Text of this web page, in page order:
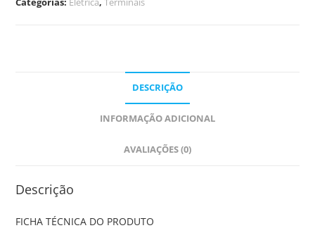
DESCRIÇÃO
INFORMAÇÃO ADICIONAL
AVALIAÇÕES (0)
Descrição
FICHA TÉCNICA DO PRODUTO